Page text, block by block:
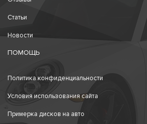
Статьи
Новости
ПОМОЩЬ
Политика конфиденциальности
Условия использования сайта
Примерка дисков на авто